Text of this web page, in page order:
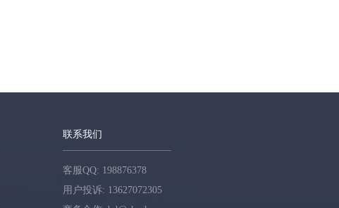
联系我们
客服QQ: 198876378
用户投诉: 13627072305